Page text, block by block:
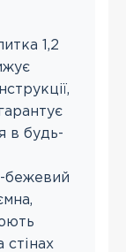
1,2
в будь-
бежевий
стінах